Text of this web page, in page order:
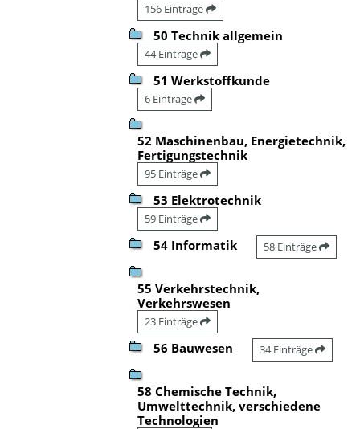
156 Einträge
50 Technik allgemein
44 Einträge
51 Werkstoffkunde
6 Einträge
52 Maschinenbau, Energietechnik,
Fertigungstechnik
95 Einträge
53 Elektrotechnik
59 Einträge
54 Informatik 58 Einträge
55 Verkehrstechnik,
Verkehrswesen
23 Einträge
56 Bauwesen 34 Einträge
58 Chemische Technik,
Umwelttechnik, verschiedene
Technologien